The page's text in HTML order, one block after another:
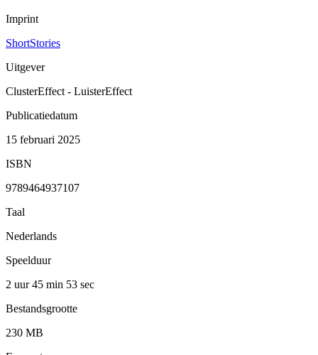
Imprint
ShortStories
Uitgever
ClusterEffect - LuisterEffect
Publicatiedatum
15 februari 2025
ISBN
9789464937107
Taal
Nederlands
Speelduur
2 uur 45 min 53 sec
Bestandsgrootte
230 MB